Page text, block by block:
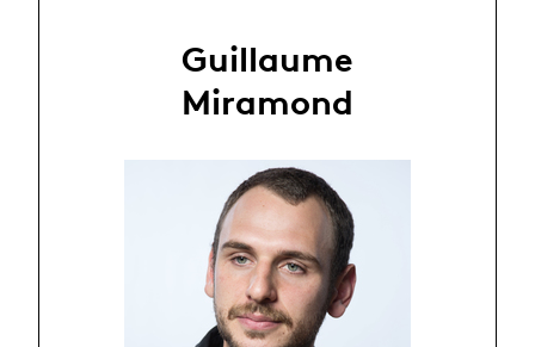
Guillaume
Miramond